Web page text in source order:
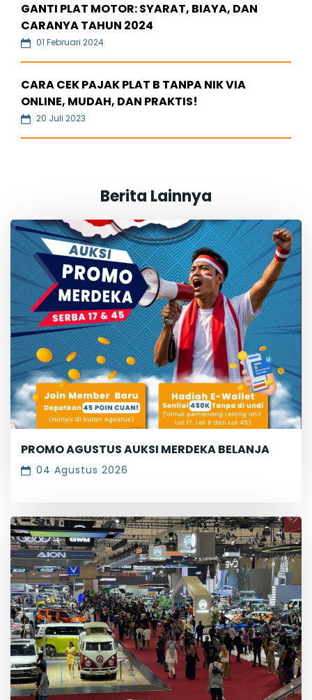
GANTI PLAT MOTOR: SYARAT, BIAYA, DAN
CARANYA TAHUN 2024
01 Februari 2024
CARA CEK PAJAK PLAT B TANPA NIK VIA
ONLINE, MUDAH, DAN PRAKTIS!
20 Juli 2023
Berita Lainnya
PROMO AGUSTUS AUKSI MERDEKA BELANJA
04 Agustus 2026